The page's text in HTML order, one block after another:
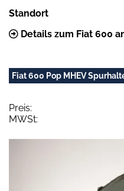
Standort
Details zum Fiat 600
Fiat 600 Pop MHEV
Preis:
MWSt: